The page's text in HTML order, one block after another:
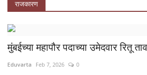
राजकारण
मुंबईच्या महापौर पदाच्या उमेदवार रितू
Eduvarta Feb 7, 2026 0